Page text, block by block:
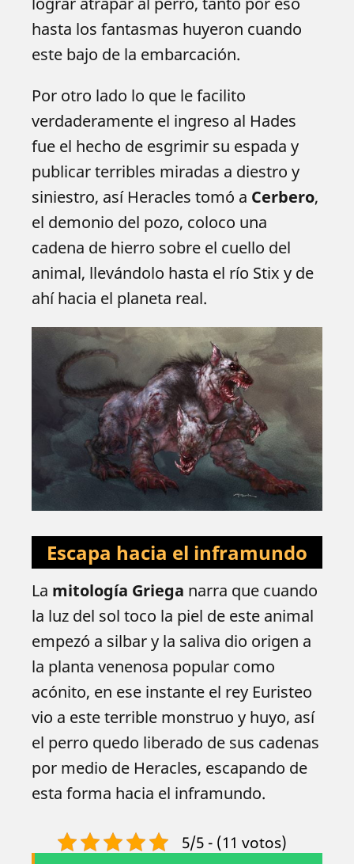
hasta los fantasmas huyeron cuando
este bajo de la embarcación.
Por otro lado lo que le facilito
verdaderamente el ingreso al Hades
fue el hecho de esgrimir su espada y
publicar terribles miradas a diestro y
siniestro, así Heracles tomó a Cerbero,
el demonio del pozo, coloco una
cadena de hierro sobre el cuello del
animal, llevándolo hasta el río Stix y de
ahí hacia el planeta real.
Escapa hacia el inframundo
La mitología Griega narra que cuando
la luz del sol toco la piel de este animal
empezó a silbar y la saliva dio origen a
la planta venenosa popular como
acónito, en ese instante el rey Euristeo
vio a este terrible monstruo y huyo, así
el perro quedo liberado de sus cadenas
por medio de Heracles, escapando de
esta forma hacia el inframundo.
5/5 - (11 votos)